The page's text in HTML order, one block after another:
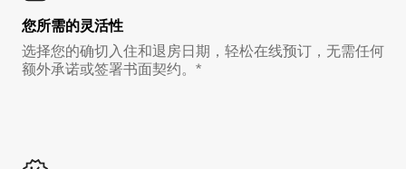
您所需的灵活性
选择您的确切入住和退房日期，轻松在线预订，无需任何
额外承诺或签署书面契约。*